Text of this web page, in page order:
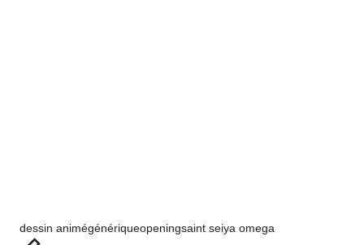
Tags:
dessin animégénériqueopeningsaint seiya omega